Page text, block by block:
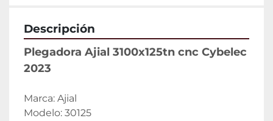
Descripción
Plegadora Ajial 3100x125tn cnc Cybelec
2023
Marca: Ajial
Modelo: 30125